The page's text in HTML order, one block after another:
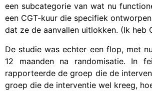
een subcategorie van wat nu
een CGT-kuur die specifiek
dat ze de aanvallen uitlokken. (Ik heb
De studie was echter een flop, met
12 maanden na randomisatie. In
rapporteerde de groep die de
groep die de interventie wel kreeg,